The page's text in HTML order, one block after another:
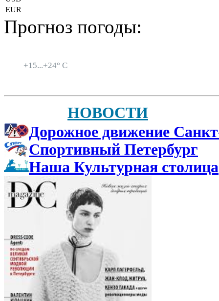
EUR
Прогноз погоды:
+15...+24° C
НОВОСТИ
Дорожное движение
Спортивный Петербург
Наша Культурная столица